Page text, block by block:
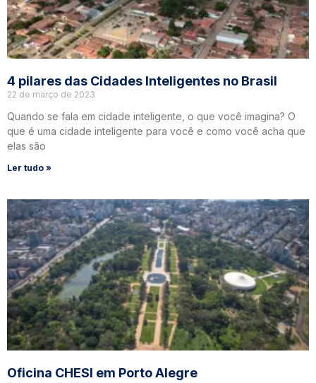
4 pilares das Cidades Inteligentes no Brasil
22 de março de 2023
Quando se fala em cidade inteligente, o que você imagina? O
que é uma cidade inteligente para você e como você acha que
elas são
Ler tudo »
Oficina CHESI em Porto Alegre